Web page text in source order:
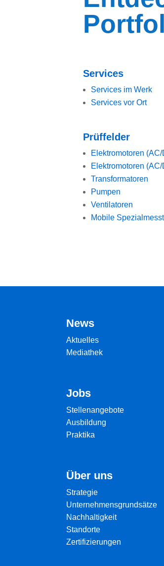
Services
Services im Werk
Services vor Ort
Prüffelder
Elektromotoren
Elektromotoren
Transformatoren
Pumpen
Ventilatoren
Mobile
News
Aktuelles
Mediathek
Jobs
Stellenangebote
Ausbildung
Praktika
Über uns
Strategie
Unternehmensgrundsätze
Nachhaltigkeit
Standorte
Zertifizierungen